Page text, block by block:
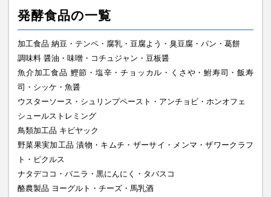
発酵食品の一覧
加工食品 納豆・テンペ・腐乳・豆腐よう・臭豆腐・パン・葛餅
調味料 醤油・味噌・コチュジャン・豆板醤
魚介加工食品 鰹節・塩辛・チョッカル・くさや・鮒寿司・飯寿
司・シッケ・魚醤
ウスターソース・シュリンプペースト・アンチョビ・ホンオフェ
シュールストレミング
鳥類加工品 キビヤック
野菜果実加工品 漬物・キムチ・ザーサイ・メンマ・ザワークラフ
ト・ピクルス
ナタデココ・バニラ・黒にんにく・タバスコ
酪農製品 ヨーグルト・チーズ・馬乳酒